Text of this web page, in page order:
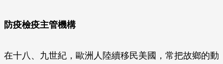
防疫檢疫主管機構
在十八、九世紀，歐洲人陸續移民美國，常把故鄉的動